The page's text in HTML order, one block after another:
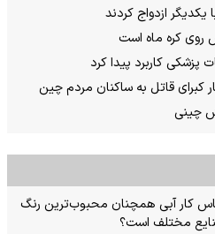
یکدیگر ازدواج کردند
روی کره ماه است
پزشکی کاربرد پیدا کرد
چینی
کار آبی همچنان محبوب‌ترین رنگ
مختلف است؟